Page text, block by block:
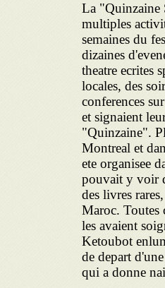
La "Quinzaine
multiples
semaines du
dizaines
theatre ecrites
locales, des
conferences
et signaient
"Quinzaine".
Montreal et
ete organisee
pouvait y voir
des livres
Maroc. Toutes
les avaient
Ketoubot
de depart
qui a donne